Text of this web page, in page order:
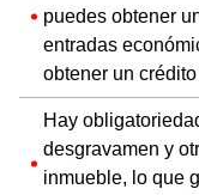
puedes obtener
entradas
obtener un
Hay
desgravamen y
inmueble, lo que